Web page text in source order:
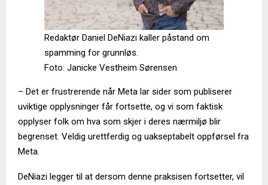
Redaktør Daniel DeNiazi kaller påstand om
spamming for grunnløs.
Foto: Janicke Vestheim Sørensen
– Det er frustrerende når Meta lar sider som publiserer
uviktige opplysninger får fortsette, og vi som faktisk
opplyser folk om hva som skjer i deres nærmiljø blir
begrenset. Veldig urettferdig og uakseptabelt oppførsel fra
Meta.
DeNiazi legger til at dersom denne praksisen fortsetter, vil